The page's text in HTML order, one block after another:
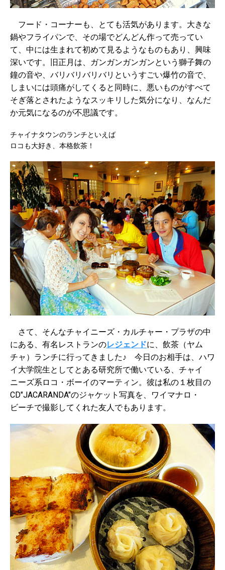
フード・コーナーも、とても活気があります。大きな
鍋やフライパンで、その場でどんどん作って売ってい
て、中には生まれて初めて見るようなものもあり、興味
深いです。旧正月は、ガンガンガンガンという獅子舞の
鐘の音や、バリバリバリバリというすごい爆竹の音で、
しまいには頭痛がしてくると同時に、悪いものがすべて
そぎ落とされたようなスッキリした気分になり、なんだ
か元気になるのが不思議です。
チャイナタウンのランチといえば
ロコも大好き、本格飲茶！
さて、そんなチャイニーズ・カルチャー・プラザの中
にある、有名レストランのレジェンドに、飲茶（ヤム
チャ）ランチに行ってきました♪ 今日のお相手は、ハワ
イ大学院生としてとある研究所で働いている、チャイ
ニーズ系ロコ・ボーイのマーティン。彼は私の１枚目の
CD"JACARANDA"のジャケット写真を、ワイマナロ・
ビーチで撮影してくれた友人でもあります。